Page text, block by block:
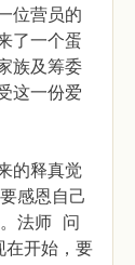
位营员的
了一个蛋
族及筹委
这一份爱
的释真觉
感恩自己
法师 问
开始，要